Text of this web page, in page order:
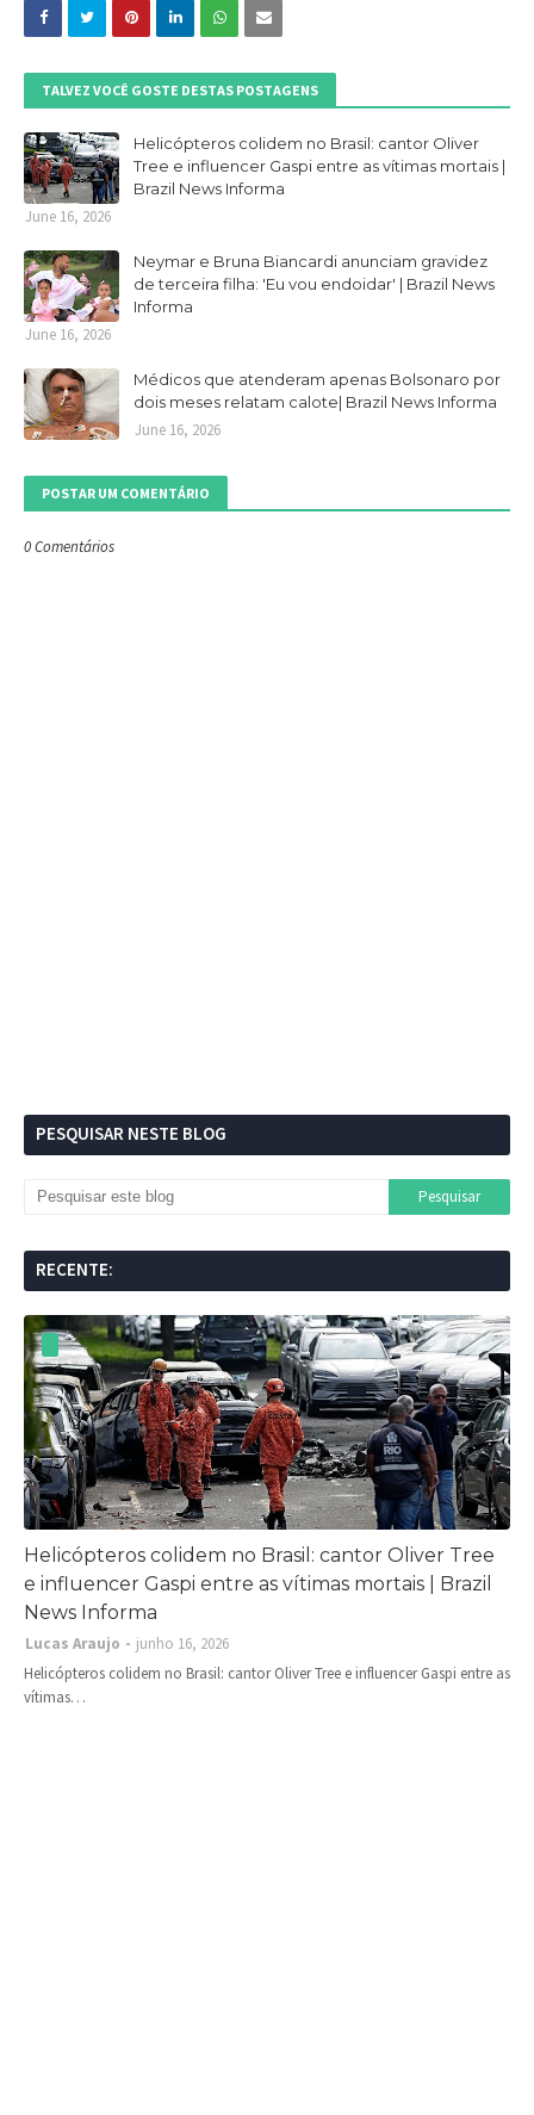
TALVEZ VOCÊ GOSTE DESTAS POSTAGENS
Helicópteros colidem no Brasil: cantor Oliver
Tree e influencer Gaspi entre as vítimas mortais |
Brazil News Informa
June 16, 2026
Neymar e Bruna Biancardi anunciam gravidez
de terceira filha: 'Eu vou endoidar' | Brazil News
Informa
June 16, 2026
Médicos que atenderam apenas Bolsonaro por
dois meses relatam calote| Brazil News Informa
June 16, 2026
POSTAR UM COMENTÁRIO
0 Comentários
PESQUISAR NESTE BLOG
RECENTE:
Helicópteros colidem no Brasil: cantor Oliver Tree
e influencer Gaspi entre as vítimas mortais | Brazil
News Informa
Lucas Araujo
junho 16, 2026
Helicópteros colidem no Brasil: cantor Oliver Tree e influencer Gaspi entre as
vítimas…